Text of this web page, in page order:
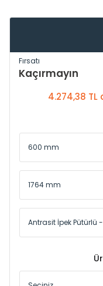
Fırsatı
Kaçırmayın
4.274,38